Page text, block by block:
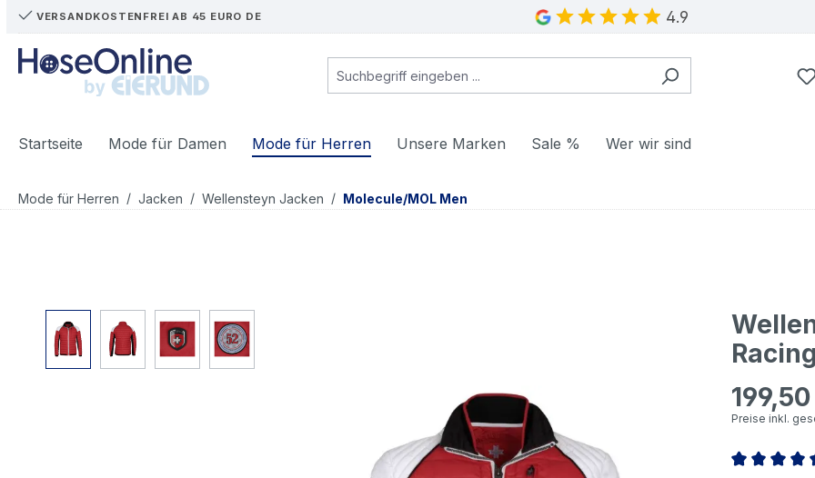
Hauptinhalt springen
Zur Suche springen
Zur Hauptnavigation springen
VERSANDKOSTENFREI AB 45 EURO DE 4.9
Startseite Mode für Damen Mode für Herren Unsere Marken Sale % Wer wir sind
Mode für Herren / Jacken / Wellensteyn Jacken / Molecule/MOL Men
Bildergalerie überspringen
Regulärer
Preise inkl.